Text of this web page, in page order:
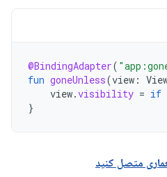
@BindingAdapter(
fun goneUnless(view :
view.visibility = if
}
متصل کنید